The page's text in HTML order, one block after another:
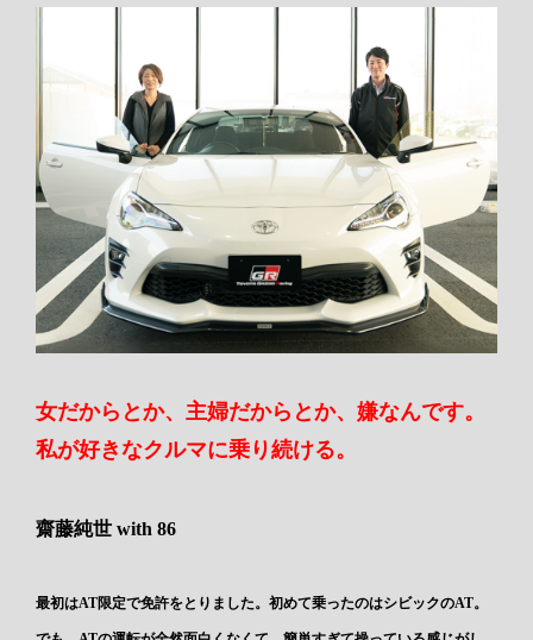
女だからとか、主婦だからとか、嫌なんです。
私が好きなクルマに乗り続ける。
齋藤純世 with 86
最初はAT限定で免許をとりました。初めて乗ったのはシビックのAT。